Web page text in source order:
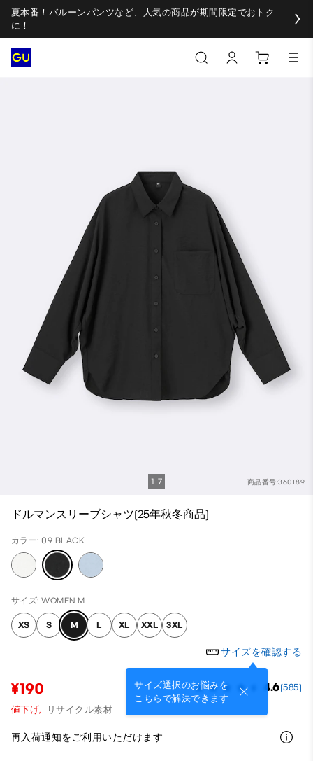
夏本番！バルーンパンツなど、人気の商品が期間限定でおトク
に！
商品番号:360189
1 7
ドルマンスリーブシャツ(25年秋冬商品)
カラー: 09 BLACK
サイズ: WOMEN M
XS S M L XL XXL 3XL
サイズを確認する
サイズ選択のお悩みを
こちらで解決できます
¥190 4.6(585)
値下げ, リサイクル素材
再入荷通知をご利用いただけます